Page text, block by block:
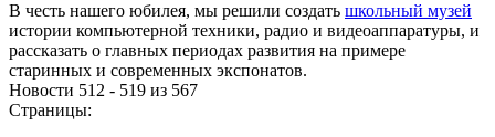
В честь нашего юбилея, мы решили создать школьный музей
истории компьютерной техники, радио и видеоаппаратуры, и
рассказать о главных периодах развития на примере
старинных и современных экспонатов.
Новости 512 - 519 из 567
Страницы: